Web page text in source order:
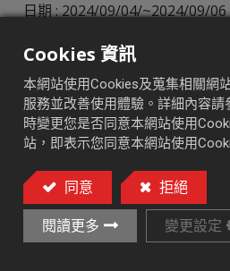
日期 : 2024/09/04/~2024/09/06
攤位號碼 : S7352
Link:https://
最新消息
Cookies 資訊
本網站使用Cookies及蒐集相關網
服務並改善使用體驗。詳細內容
時變更您是否同意本網站使用
站，即表示您同意本網站使用
同意 拒絕
閱讀更多 變更設定